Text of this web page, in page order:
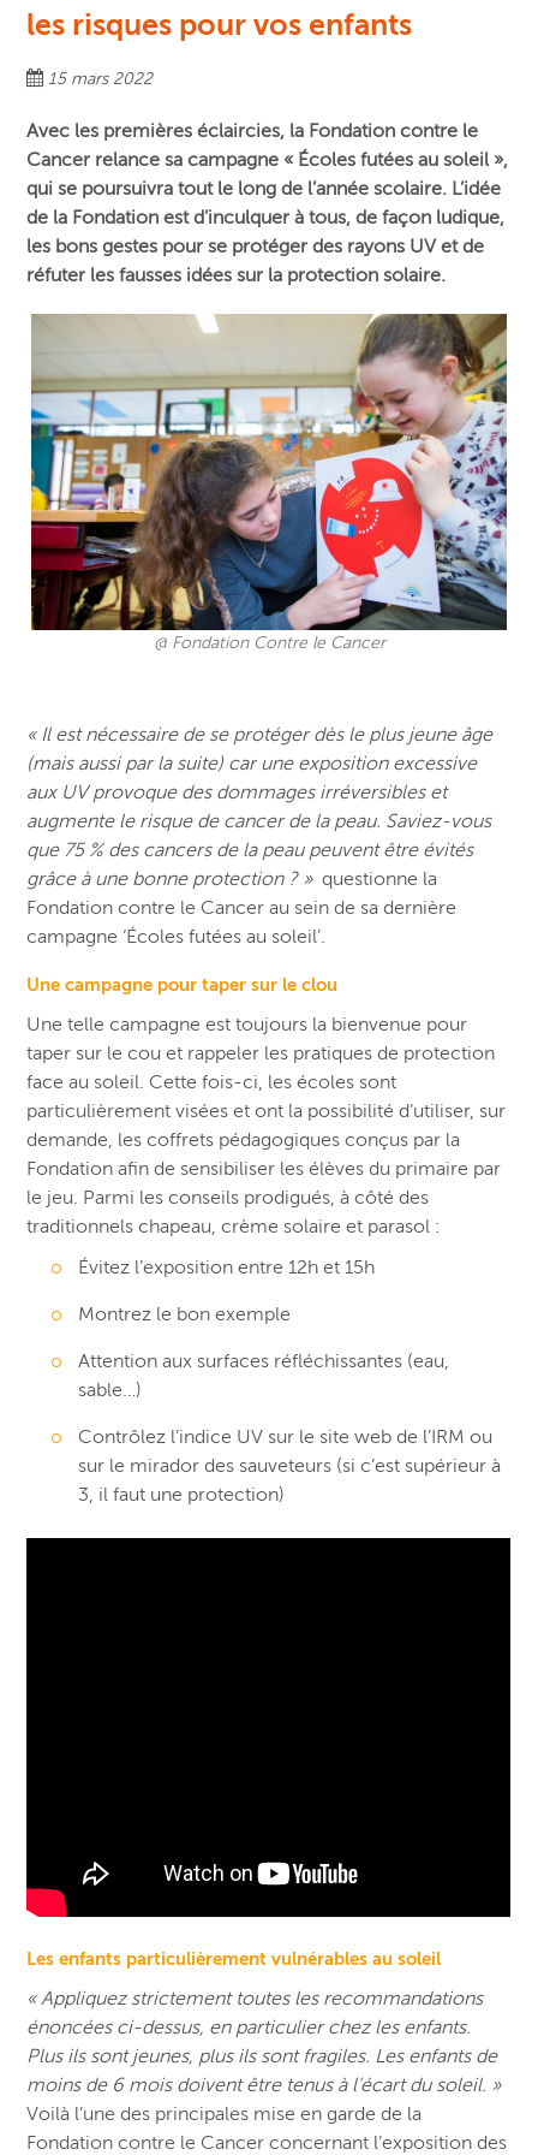
les risques pour vos enfants
15 mars 2022
Avec les premières éclaircies, la Fondation contre le
Cancer relance sa campagne « Écoles futées au soleil »,
qui se poursuivra tout le long de l’année scolaire. L’idée
de la Fondation est d’inculquer à tous, de façon ludique,
les bons gestes pour se protéger des rayons UV et de
réfuter les fausses idées sur la protection solaire.
@ Fondation Contre le Cancer
« Il est nécessaire de se protéger dès le plus jeune âge
(mais aussi par la suite) car une exposition excessive
aux UV provoque des dommages irréversibles et
augmente le risque de cancer de la peau. Saviez-vous
que 75 % des cancers de la peau peuvent être évités
grâce à une bonne protection ? »questionne la
Fondation contre le Cancer au sein de sa dernière
campagne ‘Écoles futées au soleil’.
Une campagne pour taper sur le clou
Une telle campagne est toujours la bienvenue pour
taper sur le cou et rappeler les pratiques de protection
face au soleil. Cette fois-ci, les écoles sont
particulièrement visées et ont la possibilité d’utiliser, sur
demande, les coffrets pédagogiques conçus par la
Fondation afin de sensibiliser les élèves du primaire par
le jeu. Parmi les conseils prodigués, à côté des
traditionnels chapeau, crème solaire et parasol :
Évitez l’exposition entre 12h et 15h
Montrez le bon exemple
Attention aux surfaces réfléchissantes (eau,
sable…)
Contrôlez l’indice UV sur le site web de l’IRM ou
sur le mirador des sauveteurs (si c’est supérieur à
3, il faut une protection)
Les enfants particulièrement vulnérables au soleil
« Appliquez strictement toutes les recommandations
énoncées ci-dessus, en particulier chez les enfants.
Plus ils sont jeunes, plus ils sont fragiles. Les enfants de
moins de 6 mois doivent être tenus à l’écart du soleil. »
Voilà l’une des principales mise en garde de la
Fondation contre le Cancer concernant l’exposition des